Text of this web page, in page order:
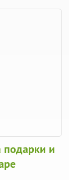
подарки и